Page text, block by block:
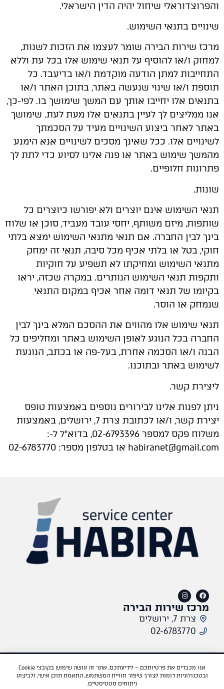
והפרוצדוראלי שיחול יהיה הדין הישראלי.
שינויים בתנאי השימוש.
מרכז שירות הבירה שומר לעצמו את הזכות לשנות,
למחוק ו/או להוסיף על תנאי שימוש אלו בכל עת וללא
התחייבות למתן הודעה מוקדמת ו/או בדיעבד. כל
תוספת ו/או שינוי שנעשה באתר, בתוכן האתר ו/או
בתנאים אלו יחייבו אותך עם המשך שימושך בו. לפי-כך,
אנו ממליצים לך לעיין בתנאים אלו מעת לעת. שימושך
באתר לאחר ביצוע השינויים מעיד על הסכמתך
לשינויים אלו. ככל שאינך מסכים לשינויים אנא הימנע
מהמשך שימוש באתר או פנה אלינו לסיוע כדי לתת לך
פתרונות חלופיים.
שונות.
תנאי השימוש אינם יוצרים ולא יפורשו כיוצרים כל
שותפות, מיזם משותף, יחסי עובד מעביד, סוכן או שלוח
בינך לבין החברה. אם תנאי מתנאי השימוש ימצא בלתי
חוקי, בטל או בלתי אכיף מכל סיבה, תנאי זה ימחק
מתנאי השימוש ומחיקתו לא תשפיע על חוקיות
ותקפות תנאי השימוש הנותרים. במקרה שכזה, יראו
בקיומו של תנאי דומה אחר אכיף במקום התנאי
שנמחק או הוסר.
תנאי שימוש אלו מהווים את ההסכם המלא בינך לבין
החברה בכל הנוגע לאופן השימוש באתר ומחליפים כל
הבנה ו/או הסכמה אחרת, בעל-פה או בכתב, הנוגעת
לשימוש באתר ובתוכנו.
ליצירת קשר.
ניתן לפנות אלינו לבירורים נוספים באמצעות טופס
יצירת קשר, ו/או לכתובת צרת 7, ירושלים, באמצעות
משלוח פקס למספר 02-6793396, בדוא"ל ל-:
habiranet@gmail.com או בטלפון מספר: 02-6783770
מרכז שירות הבירה
צרת 7, ירושלים
02-6783770​
תקנון אתרמדיניות פרטיותאתר היבואןפורדמאזדהTesla
BYD
Dongfeng
VOYAH
אנו מכבדים את פרטיותכם – לידיעתכם, אתר זה עושה שימוש בקובצי Cookie
ובטכנולוגיות דומות לצורך שיפור חוויית המשתמש, התאמת תוכן אישי, ולביצוע
ניתוחים סטטיסטיים.